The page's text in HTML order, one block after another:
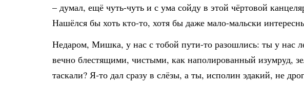
– думал, ещё чуть-чуть и с ума сойду в этой чёртовой
Нашёлся бы хоть кто-то, хотя бы даже мало-мальски
Недаром, Мишка, у нас с тобой пути-то разошлись: ты у нас
вечно блестящими, чистыми, как наполированный изумруд,
таскали? Я-то дал сразу в слёзы, а ты, исполин эдакий, не